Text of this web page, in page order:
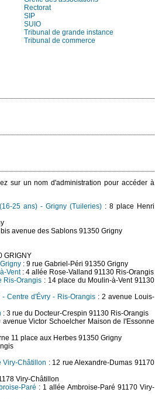
Rectorat
SIP
SUIO
Tribunal de grande instance
Tribunal de commerce
sur un nom d'administration pour accéder à
25 ans) - Grigny (Tuileries): 8 place Henri
bis avenue des Sablons 91350 Grigny
GRIGNY
: 9 rue Gabriel-Péri 91350 Grigny
Vent: 4 allée Rose-Valland 91130 Ris-Orangis
Ris-Orangis : 14 place du Moulin-à-Vent 91130
Centre d'Évry - Ris-Orangis: 2 avenue Louis-
: 3 rue du Docteur-Crespin 91130 Ris-Orangis
Victor Schoelcher Maison de l'Essonne
11 place aux Herbes 91350 Grigny
Viry-Châtillon : 12 rue Alexandre-Dumas 91170
Viry-Châtillon
Paré : 1 allée Ambroise-Paré 91170 Viry-